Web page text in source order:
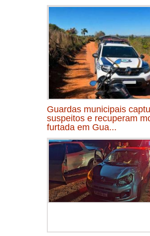
Guardas municipais
suspeitos e recuperam
furtada em Gua...